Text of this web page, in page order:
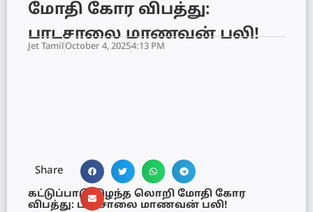
மோதி கோர விபத்து:
பாடசாலை மாணவன் பலி!
Jet TamilOctober 4, 20254:13 PM
Share
கட்டுப்பாடு இழந்த லொறி மோதி கோர
விபத்து: பாடசாலை மாணவன் பலி!